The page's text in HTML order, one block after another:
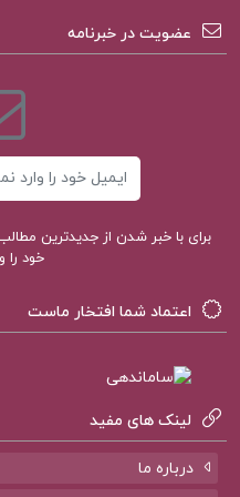
مانند همیشه رأس ساعت ۶ وارد رستوران شده است.
نقد داستان زنی که
کتاب زنی که هر روز راس ساعت 6
گابریل گارسیا مارکز
عضویت در خبرنامه
برای با خبر شدن از جدیدترین
خود را
اعتماد شما افتخار ماست
لینک های مفید
درباره ما